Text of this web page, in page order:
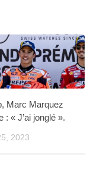
Marc Marquez
: « J’ai jonglé ».
2023